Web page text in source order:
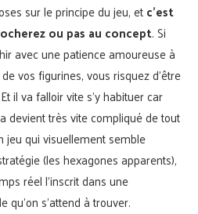
sur le principe du jeu, etc’est
ou pas au concept. Si
avec une patience amoureuse à
vos figurines, vous risquez d’être
il va falloir vite s’y habituer car
devient très vite compliqué de tout
jeu qui visuellement semble
(les hexagones apparents),
réel l’inscrit dans une
s’attend à trouver.